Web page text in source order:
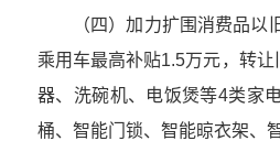
（四）加力扩围消费品
乘用车最高补贴1.5万元，转
器、洗碗机、电饭煲等4类家
桶、智能门锁、智能晾衣架、